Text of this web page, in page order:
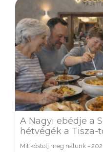
A Nagyi ebédje a
hétvégék a Tisza-
Mit kóstolj meg nálunk -